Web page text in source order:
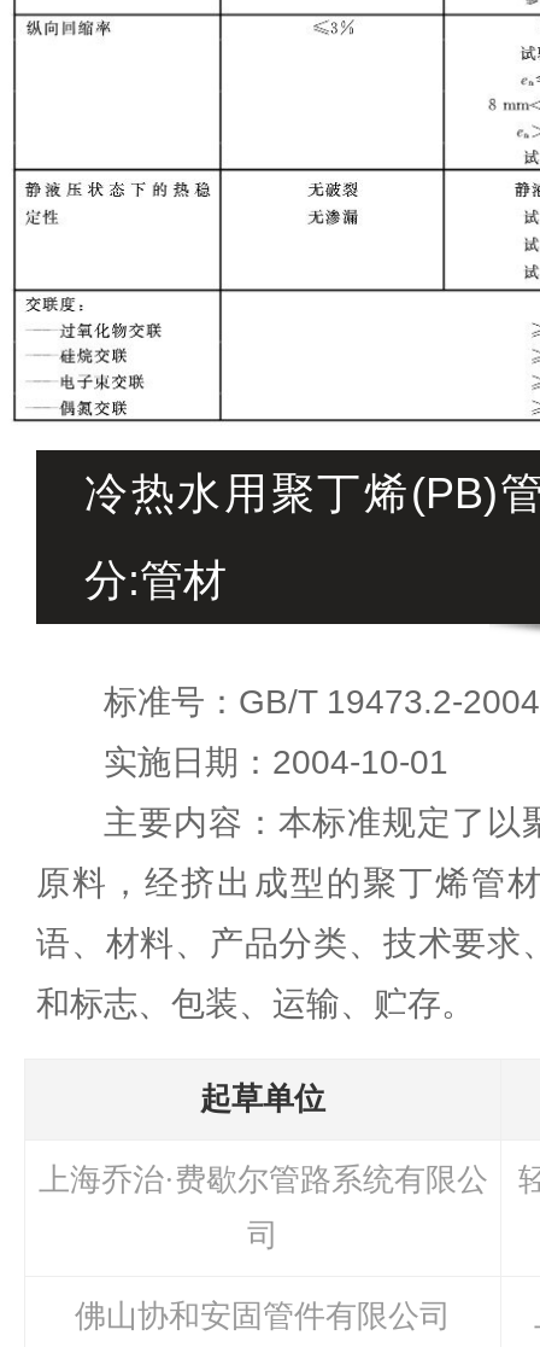
冷热水用聚丁烯(PB)
分:管材
标准号：GB/T 19473.2-2004
实施日期：2004-10-01
主要内容：本标准规定了以
原料，经挤出成型的聚丁烯管
语、材料、产品分类、技术要求
和标志、包装、运输、贮存。
起草单位
上海乔治·费歇尔管路系统有限公
司
佛山协和安固管件有限公司